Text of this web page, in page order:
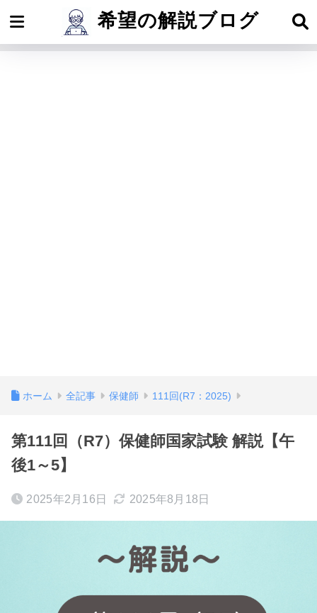
希望の解説ブログ
ホーム 全記事 保健師 111回(R7：2025)
第111回（R7）保健師国家試験 解説【午
後1～5】
2025年2月16日 2025年8月18日